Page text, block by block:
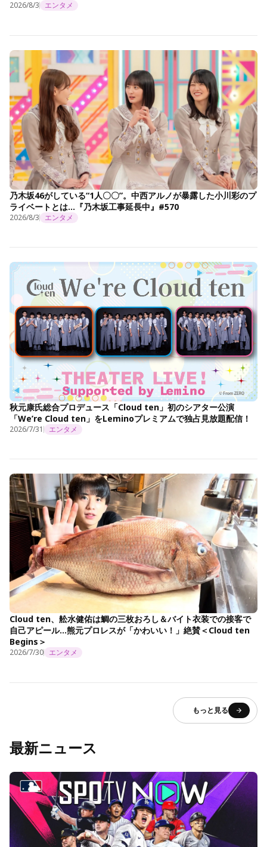
2026/8/3 エンタメ
乃木坂46がしている“1人〇〇”。中西アルノが暴露した小川彩のプ
ライベートとは…『乃木坂工事延長中』#570
2026/8/3 エンタメ
秋元康氏総合プロデュース「Cloud ten」初のシアター公演
「We’re Cloud ten」をLeminoプレミアムで独占見放題配信！
2026/7/31 エンタメ
Cloud ten、舩水健佑は鯛の三枚おろし＆バイト衣装での接客で
自己アピール…熊元プロレスが「かわいい！」絶賛＜Cloud ten
Begins＞
2026/7/30 エンタメ
もっと見る
最新ニュース